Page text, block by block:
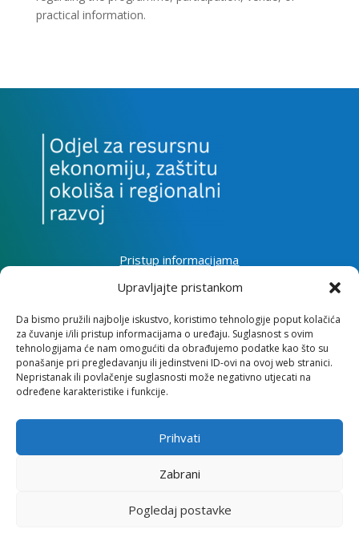
Upravljajte pristankom
Da bismo pružili najbolje iskustvo, koristimo tehnologije poput kolačića
za čuvanje i/ili pristup informacijama o uređaju. Suglasnost s ovim
tehnologijama će nam omogućiti da obrađujemo podatke kao što su
ponašanje pri pregledavanju ili jedinstveni ID-ovi na ovoj web stranici.
Nepristanak ili povlačenje suglasnosti može negativno utjecati na
određene karakteristike i funkcije.
Prihvati
Zabrani
Pogledaj postavke
practical information.
Pristup informacijama
Izjava o pristupačnosti mrežnog sjedišta
Impressum
Informacije o kolačićima
Kontakt
Institut za razvoj i međunarodne odnose
OIB: 31120185175